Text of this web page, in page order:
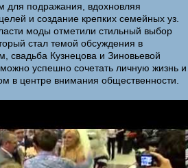
для подражания, вдохновляя
и создание крепких семейных уз.
моды отметили стильный выбор
стал темой обсуждения в
свадьба Кузнецова и Зиновьевой
успешно сочетать личную жизнь и
в центре внимания общественности.